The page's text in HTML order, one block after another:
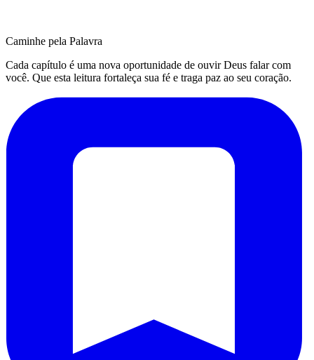
Caminhe pela Palavra
Cada capítulo é uma nova oportunidade de ouvir Deus falar com
você. Que esta leitura fortaleça sua fé e traga paz ao seu coração.